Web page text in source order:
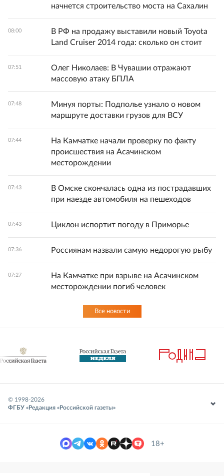
начнется строительство моста на Сахалин
08:00
В РФ на продажу выставили новый Toyota
Land Cruiser 2014 года: сколько он стоит
07:51
Олег Николаев: В Чувашии отражают
массовую атаку БПЛА
07:48
Минуя порты: Подполье узнало о новом
маршруте доставки грузов для ВСУ
07:44
На Камчатке начали проверку по факту
происшествия на Асачинском
месторождении
07:43
В Омске скончалась одна из пострадавших
при наезде автомобиля на пешеходов
07:43 Циклон испортит погоду в Приморье
07:36 Россиянам назвали самую недорогую рыбу
07:27
На Камчатке при взрыве на Асачинском
месторождении погиб человек
Все новости
© 1998-2026
ФГБУ «Редакция «Российской газеты»
18+